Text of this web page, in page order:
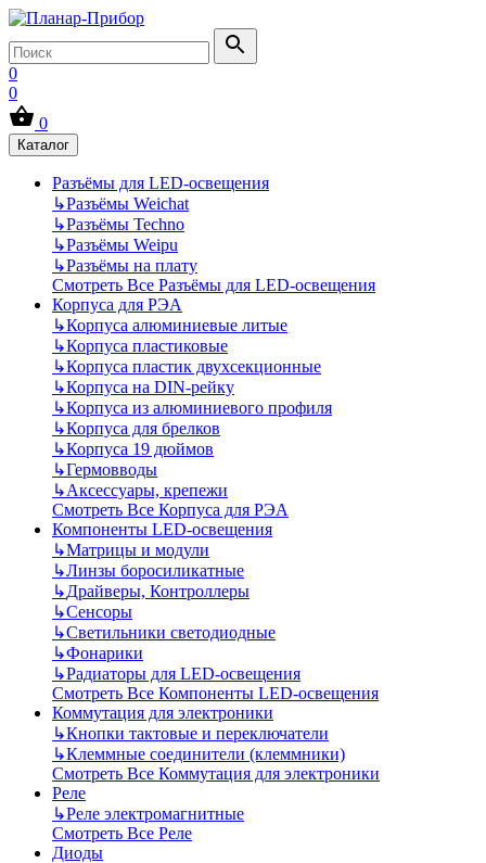
0
0
0
Каталог
Разъёмы для LED-освещения
↳Разъёмы Weichat
↳Разъёмы Techno
↳Разъёмы Weipu
↳Разъёмы на плату
Смотреть Все Разъёмы для LED-освещения
Корпуса для РЭА
↳Корпуса алюминиевые литые
↳Корпуса пластиковые
↳Корпуса пластик двухсекционные
↳Корпуса на DIN-рейку
↳Корпуса из алюминиевого профиля
↳Корпуса для брелков
↳Корпуса 19 дюймов
↳Гермовводы
↳Аксессуары, крепежи
Смотреть Все Корпуса для РЭА
Компоненты LED-освещения
↳Матрицы и модули
↳Линзы боросиликатные
↳Драйверы, Контроллеры
↳Сенсоры
↳Светильники светодиодные
↳Фонарики
↳Радиаторы для LED-освещения
Смотреть Все Компоненты LED-освещения
Коммутация для электроники
↳Кнопки тактовые и переключатели
↳Клеммные соединители (клеммники)
Смотреть Все Коммутация для электроники
Реле
↳Реле электромагнитные
Смотреть Все Реле
Диоды